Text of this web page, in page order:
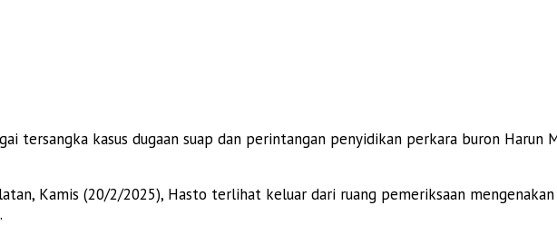
tersangka kasus dugaan suap dan perintangan penyidikan perkara buron Harun
Kamis (20/2/2025), Hasto terlihat keluar dari ruang pemeriksaan